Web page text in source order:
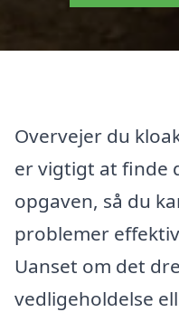
Overvejer du
er vigtigt at finde
opgaven, så du
problemer
Uanset om det
vedligeholdelse